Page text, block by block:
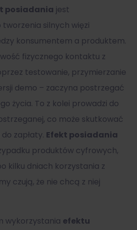
posiadania jest
silnych więzi
konsumentem a produktem.
fizycznego kontaktu z
testowanie, przymierzanie
demo – zaczyna postrzegać
życia. To z kolei prowadzi do
co może skutkować
zapłaty. Efekt posiadania
produktów cyfrowych,
kilku dniach korzystania z
czują, że nie chcą z niej
wykorzystania efektu